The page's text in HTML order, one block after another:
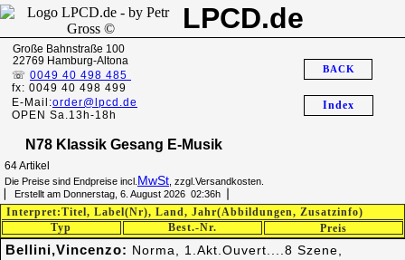
LPCD.de
Große Bahnstraße 100
22769 Hamburg-Altona
☏ 0049 40 498 485
fx: 0049 40 498 499
E-Mail:order@lpcd.de
OPEN Sa.13h-18h
Index
BACK
N78 Klassik Gesang E-Musik
64 Artikel
Die Preise sind Endpreise incl. MwSt , zzgl.Versandkosten.
▏ Erstellt am Donnerstag, 6. August 2026 02:36h▕
Best.-Nr.
Typ
Interpret:Titel, Label(Nr), Land, Jahr(Abbildungen, Zusatzinfo)
Preis
Bellini,Vincenzo: Norma, 1.Akt.Ouvert....8 Szene,